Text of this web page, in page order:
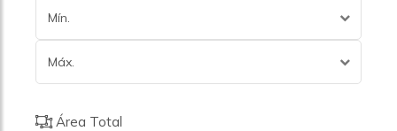
Mín.
Máx.
Área Total